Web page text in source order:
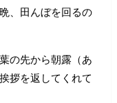
、田んぼを回るの
の先から朝露（あ
拶を返してくれて